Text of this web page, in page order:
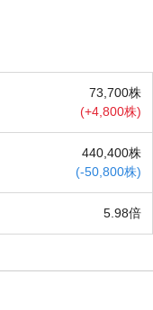
73,700株
(+4,800株)
440,400株
(-50,800株)
5.98倍